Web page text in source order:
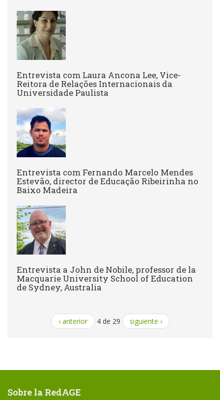
Entrevista com Laura Ancona Lee, Vice-
Reitora de Relações Internacionais da
Universidade Paulista
Entrevista com Fernando Marcelo Mendes
Estevão, director de Educação Ribeirinha no
Baixo Madeira
Entrevista a John de Nobile, professor de la
Macquarie University School of Education
de Sydney, Australia
‹ anterior 4 de 29 siguiente ›
Sobre la RedAGE